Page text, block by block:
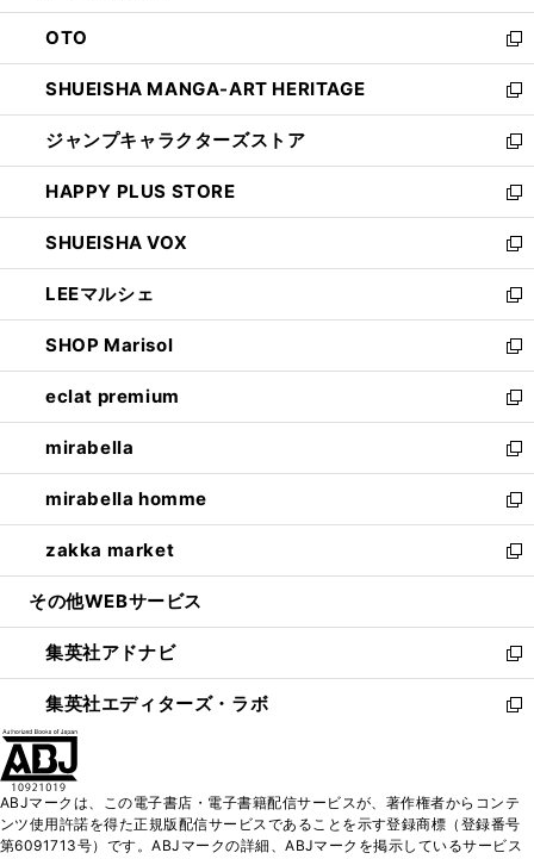
ウ
で
開
く
ン
ド
ウ
で
開
く
OTO
新
し
い
ウ
ィ
ン
ド
ウ
で
開
く
SHUEISHA MANGA-ART HERITAGE
新
し
い
ウ
ィ
ン
ド
ウ
で
開
く
ジャンプキャラクターズストア
新
し
い
ウ
ィ
ン
ド
ウ
で
開
く
HAPPY PLUS STORE
新
し
い
ウ
ィ
ン
ド
ウ
で
開
く
SHUEISHA VOX
新
し
い
ウ
ィ
ン
ド
ウ
で
開
く
LEEマルシェ
新
し
い
ウ
ィ
ン
ド
ウ
で
開
く
SHOP Marisol
新
し
い
ウ
ィ
ン
ド
ウ
で
開
eclat premium
新
し
い
ウ
ィ
ン
ド
ウ
開
く
mirabella
新
し
い
ウ
ィ
ン
ウ
で
開
く
mirabella homme
新
し
い
ウ
ン
ド
ウ
で
zakka market
新
し
ウ
ィ
ン
ド
く
その他WEBサービス
集英社アドナビ
新
し
い
ド
ウ
集英社エディターズ・ラボ
新
ィ
ン
ABJマークは、この電子書店・電子書籍配信サービスが、著作権者からコンテ
ンツ使用許諾を得た正規版配信サービスであることを示す登録商標（登録番号
第6091713号）です。ABJマークの詳細、ABJマークを掲示しているサービス